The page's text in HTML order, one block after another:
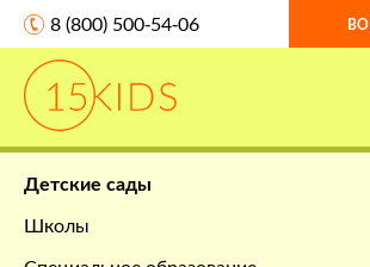
8 (800) 500-54-06
Детские сады
Школы